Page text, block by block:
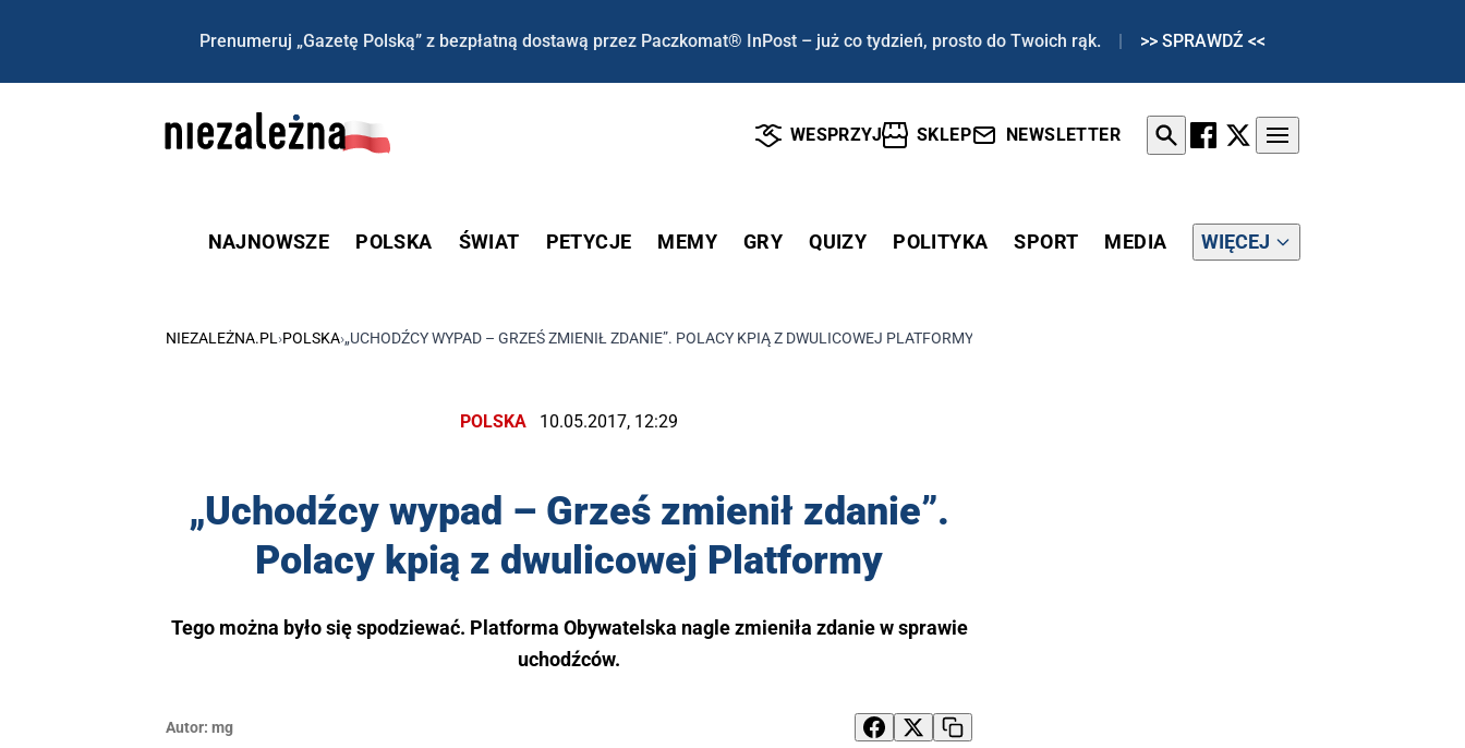
Prenumeruj „Gazetę Polską” z bezpłatną dostawą przez Paczkomat® InPost – już co tydzień, prosto do Twoich rąk. | >> SPRAWDŹ <<
WESPRZYJ SKLEP NEWSLETTER
NAJNOWSZE POLSKA ŚWIAT PETYCJE MEMY GRY QUIZY POLITYKA SPORT MEDIA WIĘCEJ
NIEZALEŻNA.PL ›POLSKA›„UCHODŹCY WYPAD – GRZEŚ ZMIENIŁ ZDANIE”. POLACY KPIĄ Z DWULICOWEJ PLATFORMY
POLSKA 10.05.2017, 12:29
„Uchodźcy wypad – Grześ zmienił zdanie”.
Polacy kpią z dwulicowej Platformy
Tego można było się spodziewać. Platforma Obywatelska nagle zmieniła zdanie w sprawie
uchodźców.
Autor: mg